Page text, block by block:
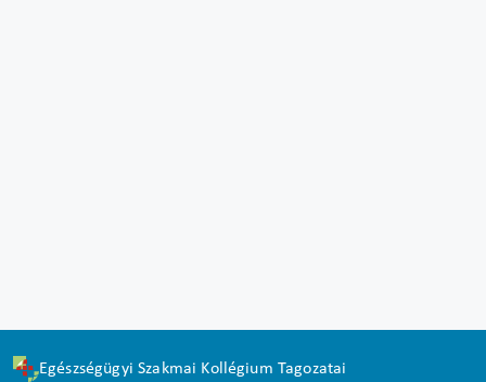
Egészségügyi Szakmai Kollégium Tagozatai